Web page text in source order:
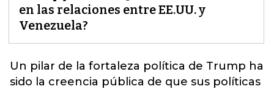
en las relaciones entre EE.UU. y
Venezuela?
Un pilar de la fortaleza política de Trump ha
sido la creencia pública de que sus políticas